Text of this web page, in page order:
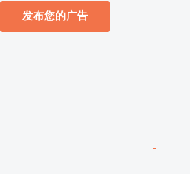
发布您的广告